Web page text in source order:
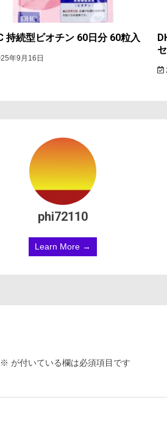
持続型ビオチン 60日分 60粒入
年9月16日
phi72110
Learn More →
※ が付いている欄は必須項目です